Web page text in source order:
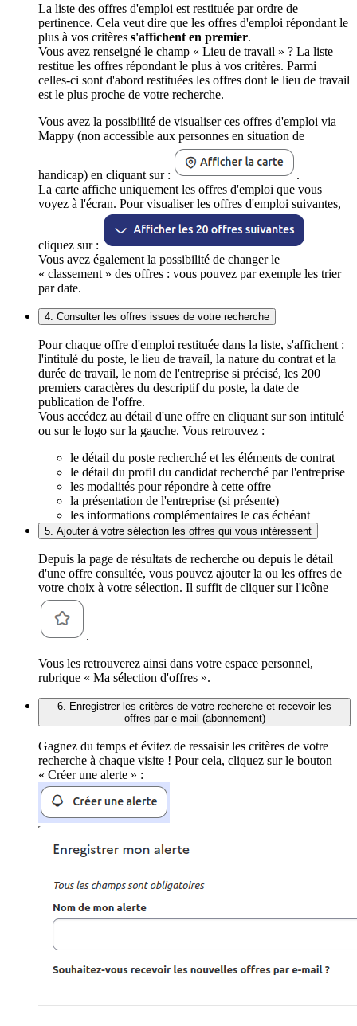
La liste des offres d'emploi est restituée par ordre de
pertinence. Cela veut dire que les offres d'emploi répondant le
plus à vos critères s'affichent en premier.
Vous avez renseigné le champ « Lieu de travail » ? La liste
restitue les offres répondant le plus à vos critères. Parmi
celles-ci sont d'abord restituées les offres dont le lieu de travail
est le plus proche de votre recherche.
Vous avez la possibilité de visualiser ces offres d'emploi via
Mappy (non accessible aux personnes en situation de
handicap) en cliquant sur :
.
La carte affiche uniquement les offres d'emploi que vous
voyez à l'écran. Pour visualiser les offres d'emploi suivantes,
cliquez sur :
Vous avez également la possibilité de changer le
« classement » des offres : vous pouvez par exemple les trier
par date.
4. Consulter les offres issues de votre recherche
Pour chaque offre d'emploi restituée dans la liste, s'affichent :
l'intitulé du poste, le lieu de travail, la nature du contrat et la
durée de travail, le nom de l'entreprise si précisé, les 200
premiers caractères du descriptif du poste, la date de
publication de l'offre.
Vous accédez au détail d'une offre en cliquant sur son intitulé
ou sur le logo sur la gauche. Vous retrouvez :
le détail du poste recherché et les éléments de contrat
le détail du profil du candidat recherché par l'entreprise
les modalités pour répondre à cette offre
la présentation de l'entreprise (si présente)
les informations complémentaires le cas échéant
5. Ajouter à votre sélection les offres qui vous intéressent
Depuis la page de résultats de recherche ou depuis le détail
d'une offre consultée, vous pouvez ajouter la ou les offres de
votre choix à votre sélection. Il suffit de cliquer sur l'icône
.
Vous les retrouverez ainsi dans votre espace personnel,
rubrique « Ma sélection d'offres ».
6. Enregistrer les critères de votre recherche et recevoir les
offres par e-mail (abonnement)
Gagnez du temps et évitez de ressaisir les critères de votre
recherche à chaque visite ! Pour cela, cliquez sur le bouton
« Créer une alerte » :